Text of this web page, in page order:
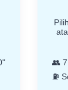
👥
⛽